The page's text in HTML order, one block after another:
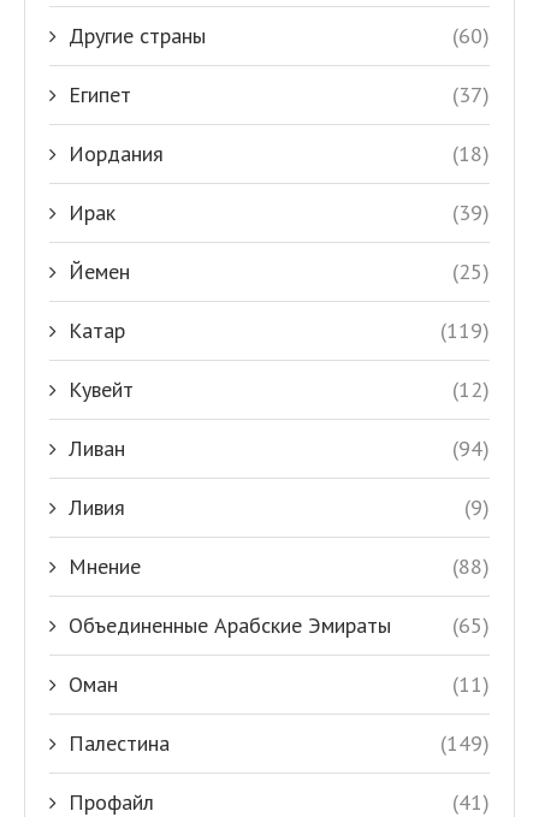
Другие страны (60)
Египет (37)
Иордания (18)
Ирак (39)
Йемен (25)
Катар (119)
Кувейт (12)
Ливан (94)
Ливия (9)
Мнение (88)
Объединенные Арабские Эмираты (65)
Оман (11)
Палестина (149)
Профайл (41)